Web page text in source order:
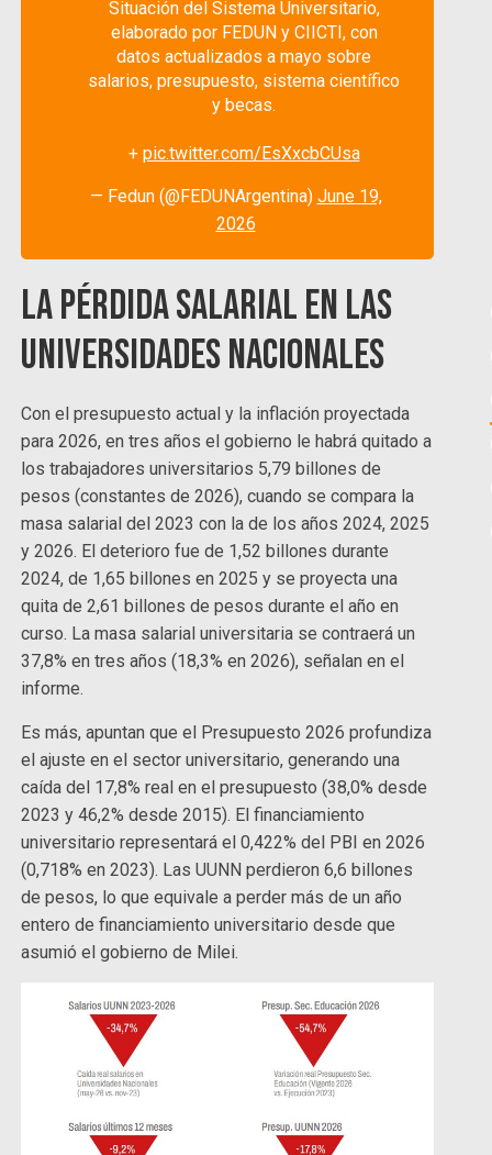
Situación del Sistema Universitario,
elaborado por FEDUN y CIICTI, con
datos actualizados a mayo sobre
salarios, presupuesto, sistema científico
y becas.
+ pic.twitter.com/EsXxcbCUsa
— Fedun (@FEDUNArgentina) June 19,
2026
La pérdida salarial en las
universidades nacionales
Con el presupuesto actual y la inflación proyectada
para 2026, en tres años el gobierno le habrá quitado a
los trabajadores universitarios 5,79 billones de
pesos (constantes de 2026), cuando se compara la
masa salarial del 2023 con la de los años 2024, 2025
y 2026. El deterioro fue de 1,52 billones durante
2024, de 1,65 billones en 2025 y se proyecta una
quita de 2,61 billones de pesos durante el año en
curso. La masa salarial universitaria se contraerá un
37,8% en tres años (18,3% en 2026), señalan en el
informe.
Es más, apuntan que el Presupuesto 2026 profundiza
el ajuste en el sector universitario, generando una
caída del 17,8% real en el presupuesto (38,0% desde
2023 y 46,2% desde 2015). El financiamiento
universitario representará el 0,422% del PBI en 2026
(0,718% en 2023). Las UUNN perdieron 6,6 billones
de pesos, lo que equivale a perder más de un año
entero de financiamiento universitario desde que
asumió el gobierno de Milei.